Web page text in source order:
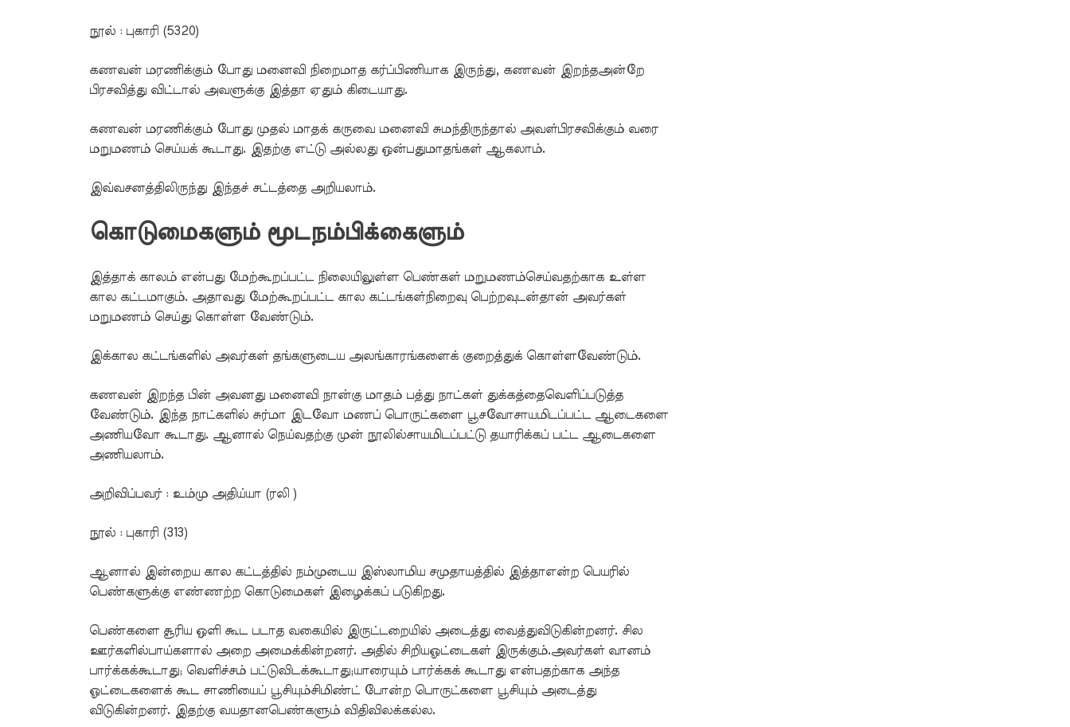
நூல் : புகாரி (5320)
கணவன் மரணிக்கும் போது மனைவி நிறைமாத கர்ப்பிணியாக இருந்து, கணவன் இறந்தஅன்றே
பிரசவித்து விட்டால் அவளுக்கு இத்தா ஏதும் கிடையாது.
கணவன் மரணிக்கும் போது முதல் மாதக் கருவை மனைவி சுமந்திருந்தால் அவள்பிரசவிக்கும் வரை
மறுமணம் செய்யக் கூடாது. இதற்கு எட்டு அல்லது ஒன்பதுமாதங்கள் ஆகலாம்.
இவ்வசனத்திலிருந்து இந்தச் சட்டத்தை அறியலாம்.
கொடுமைகளும் மூடநம்பிக்கைளும்
இத்தாக் காலம் என்பது மேற்கூறப்பட்ட நிலையிலுள்ள பெண்கள் மறுமணம்செய்வதற்காக உள்ள
கால கட்டமாகும். அதாவது மேற்கூறப்பட்ட கால கட்டங்கள்நிறைவு பெற்றவுடன்தான் அவர்கள்
மறுமணம் செய்து கொள்ள வேண்டும்.
இக்கால கட்டங்களில் அவர்கள் தங்களுடைய அலங்காரங்களைக் குறைத்துக் கொள்ளவேண்டும்.
கணவன் இறந்த பின் அவனது மனைவி நான்கு மாதம் பத்து நாட்கள் துக்கத்தைவெளிப்படுத்த
வேண்டும். இந்த நாட்களில் சுர்மா இடவோ மணப் பொருட்களை பூசவோசாயமிடப்பட்ட ஆடைகளை
அணியவோ கூடாது. ஆனால் நெய்வதற்கு முன் நூலில்சாயமிடப்பட்டு தயாரிக்கப் பட்ட ஆடைகளை
அணியலாம்.
அறிவிப்பவர் : உம்மு அதிய்யா (ரலி )
நூல் : புகாரி (313)
ஆனால் இன்றைய கால கட்டத்தில் நம்முடைய இஸ்லாமிய சமுதாயத்தில் இத்தாஎன்ற பெயரில்
பெண்களுக்கு எண்ணற்ற கொடுமைகள் இழைக்கப் படுகிறது.
பெண்களை சூரிய ஒளி கூட படாத வகையில் இருட்டறையில் அடைத்து வைத்துவிடுகின்றனர். சில
ஊர்களில்பாய்களால் அறை அமைக்கின்றனர். அதில் சிறியஓட்டைகள் இருக்கும்.அவர்கள் வானம்
பார்க்கக்கூடாது; வெளிச்சம் பட்டுவிடக்கூடாது;யாரையும் பார்க்கக் கூடாது என்பதற்காக அந்த
ஓட்டைகளைக் கூட சாணியைப் பூசியும்சிமிண்ட் போன்ற பொருட்களை பூசியும் அடைத்து
விடுகின்றனர். இதற்கு வயதானபெண்களும் விதிவிலக்கல்ல.